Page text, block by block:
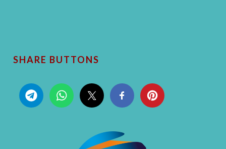
SHARE BUTTONS